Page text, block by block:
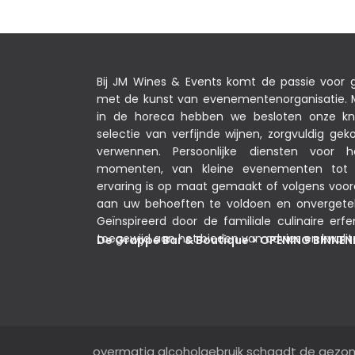
Bij JM Wines & Events komt de passie voor
met de kunst van evenementenorganisatie.
in de horeca hebben we besloten onze
selectie van verfijnde wijnen, zorgvuldig
verwennen. Persoonlijke diensten voor
momenten, van kleine evenementen tot
ervaring is op maat gemaakt of volgens
aan uw behoeften te voldoen en
Geïnspireerd door de familiale culinaire
toegewijd aan het bieden van advies en
De Grappe Bar & Boutique > OPENING
overmatig alcoholgebruik schaadt de